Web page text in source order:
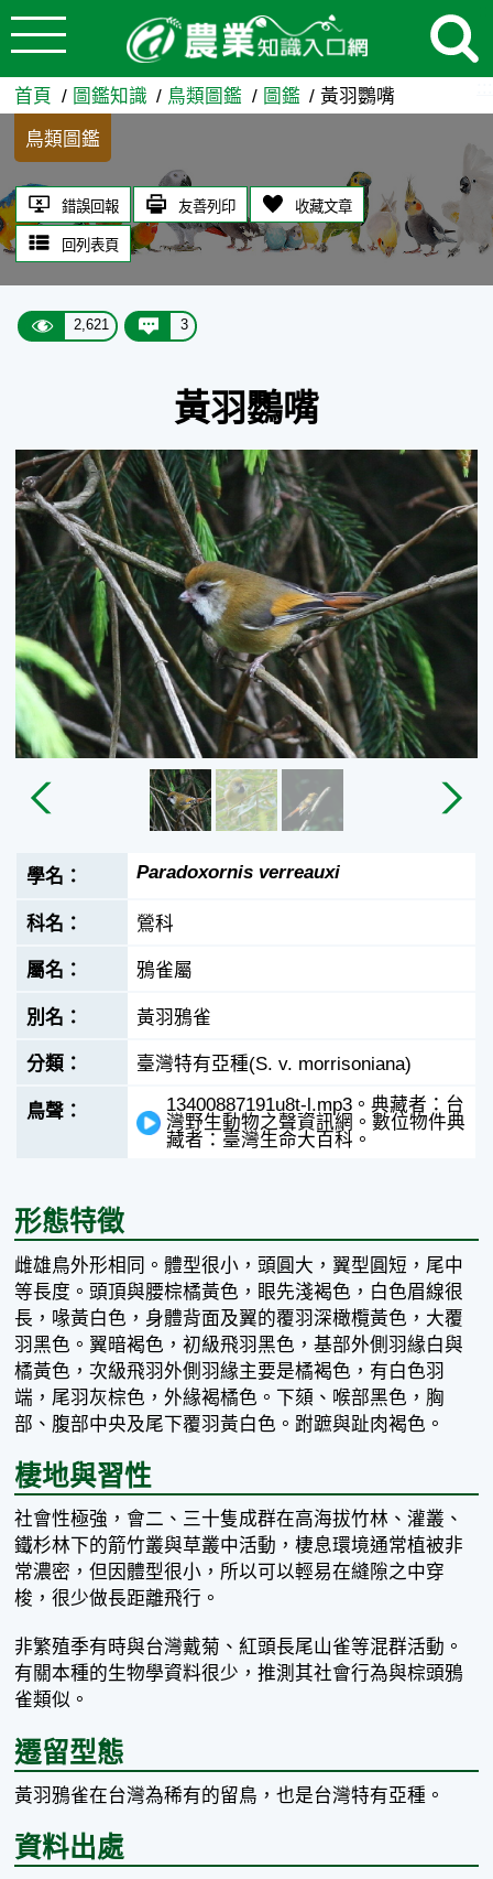
跳到主要內容
黃羽鸚嘴 - 農業知識入口網
首頁 圖鑑知識 鳥類圖鑑 圖鑑 黃羽鸚嘴
鳥類圖鑑
錯誤回報 友善列印 收藏文章
回列表頁
2,621 3
黃羽鸚嘴
Paradoxornis verreauxi
鶯科
鴉雀屬
黃羽鴉雀
臺灣特有亞種(S. v. morrisoniana)
13400887191u8t-l.mp3。典藏者：台
灣野生動物之聲資訊網。數位物件典
藏者：臺灣生命大百科。
形態特徵
雌雄鳥外形相同。體型很小，頭圓大，翼型圓短，尾中
等長度。頭頂與腰棕橘黃色，眼先淺褐色，白色眉線很
長，喙黃白色，身體背面及翼的覆羽深橄欖黃色，大覆
羽黑色。翼暗褐色，初級飛羽黑色，基部外側羽緣白與
橘黃色，次級飛羽外側羽緣主要是橘褐色，有白色羽
端，尾羽灰棕色，外緣褐橘色。下頦、喉部黑色，胸
部、腹部中央及尾下覆羽黃白色。跗蹠與趾肉褐色。
棲地與習性
社會性極強，會二、三十隻成群在高海拔竹林、灌叢、
鐵杉林下的箭竹叢與草叢中活動，棲息環境通常植被非
常濃密，但因體型很小，所以可以輕易在縫隙之中穿
梭，很少做長距離飛行。
非繁殖季有時與台灣戴菊、紅頭長尾山雀等混群活動。
有關本種的生物學資料很少，推測其社會行為與棕頭鴉
雀類似。
遷留型態
黃羽鴉雀在台灣為稀有的留鳥，也是台灣特有亞種。
資料出處